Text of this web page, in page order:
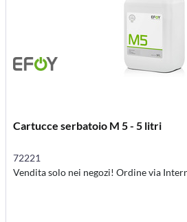
Cartucce serbatoio M 5 - 5 litri
72221
Vendita solo nei negozi! Ordine via